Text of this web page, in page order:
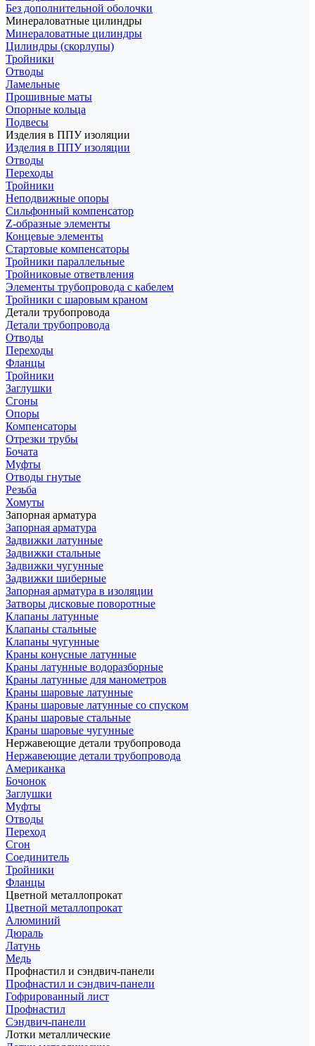
Без дополнительной оболочки
Минераловатные цилиндры
Минераловатные цилиндры
Цилиндры (скорлупы)
Тройники
Отводы
Ламельные
Прошивные маты
Опорные кольца
Подвесы
Изделия в ППУ изоляции
Изделия в ППУ изоляции
Отводы
Переходы
Тройники
Неподвижные опоры
Cильфонный компенсатор
Z-образные элементы
Концевые элементы
Стартовые компенсаторы
Тройники параллельные
Тройниковые ответвления
Элементы трубопровода с кабелем
Тройники с шаровым краном
Детали трубопровода
Детали трубопровода
Отводы
Переходы
Фланцы
Тройники
Заглушки
Сгоны
Опоры
Компенсаторы
Отрезки трубы
Бочата
Муфты
Отводы гнутые
Резьба
Хомуты
Запорная арматура
Запорная арматура
Задвижки латунные
Задвижки стальные
Задвижки чугунные
Задвижки шиберные
Запорная арматура в изоляции
Затворы дисковые поворотные
Клапаны латунные
Клапаны стальные
Клапаны чугунные
Краны конусные латунные
Краны латунные водоразборные
Краны латунные для манометров
Краны шаровые латунные
Краны шаровые латунные со спуском
Краны шаровые стальные
Краны шаровые чугунные
Нержавеющие детали трубопровода
Нержавеющие детали трубопровода
Американка
Бочонок
Заглушки
Муфты
Отводы
Переход
Сгон
Соединитель
Тройники
Фланцы
Цветной металлопрокат
Цветной металлопрокат
Алюминий
Дюраль
Латунь
Медь
Профнастил и сэндвич-панели
Профнастил и сэндвич-панели
Гофрированный лист
Профнастил
Сэндвич-панели
Лотки металлические